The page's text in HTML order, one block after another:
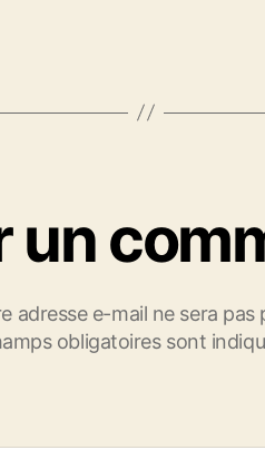
un
adresse e-mail ne sera pas
obligatoires sont